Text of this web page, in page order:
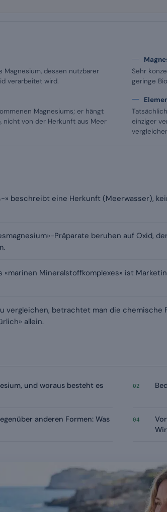
Magnesium, dessen nutzbarer
verarbeitet wird.
Sehr
geringe
Magnesiums; er hängt
nicht von der Herkunft aus Meer
einziger
» beschreibt eine Herkunft (Meerwasser),
Präparate beruhen auf Oxid,
«marinen Mineralstoffkomplexes» ist
vergleichen, betrachtet man die chemische
allein.
und woraus besteht es
02
anderen Formen: Was
04